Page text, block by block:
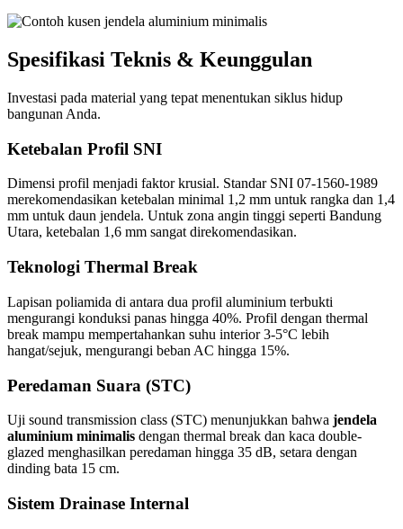
Spesifikasi Teknis & Keunggulan
Investasi pada material yang tepat menentukan siklus hidup
bangunan Anda.
Ketebalan Profil SNI
Dimensi profil menjadi faktor krusial. Standar SNI 07-1560-1989
merekomendasikan ketebalan minimal 1,2 mm untuk rangka dan 1,4
mm untuk daun jendela. Untuk zona angin tinggi seperti Bandung
Utara, ketebalan 1,6 mm sangat direkomendasikan.
Teknologi Thermal Break
Lapisan poliamida di antara dua profil aluminium terbukti
mengurangi konduksi panas hingga 40%. Profil dengan thermal
break mampu mempertahankan suhu interior 3-5°C lebih
hangat/sejuk, mengurangi beban AC hingga 15%.
Peredaman Suara (STC)
Uji sound transmission class (STC) menunjukkan bahwa jendela
aluminium minimalis dengan thermal break dan kaca double-
glazed menghasilkan peredaman hingga 35 dB, setara dengan
dinding bata 15 cm.
Sistem Drainase Internal